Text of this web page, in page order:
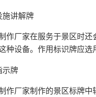
施讲解牌
作厂家在服务于景区时
种设备。作用标识牌应选
示牌
作厂家制作的景区标牌